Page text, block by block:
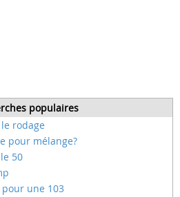
populaires
rodage
pour mélange?
50
une 103